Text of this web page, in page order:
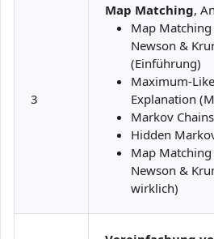
3
Map Matching,
Map Matching
Newson &
(Einführung)
Maximum-
Explanation
Markov Chains
Hidden
Map Matching
Newson &
wirklich)